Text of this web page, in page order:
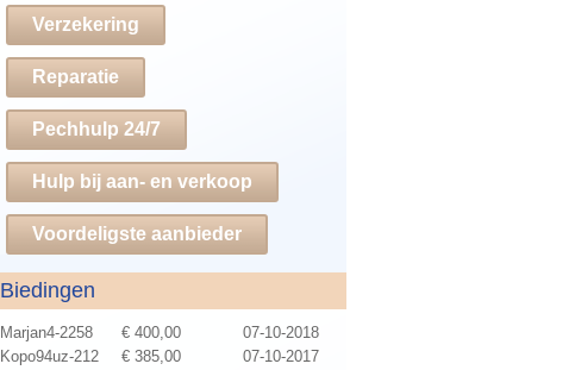
Verzekering
Reparatie
Pechhulp 24/7
Hulp bij aan- en verkoop
Voordeligste aanbieder
Biedingen
Marjan4-2258 € 400,00
07-10-2018
Kopo94uz-212
€ 385,00
07-10-2017